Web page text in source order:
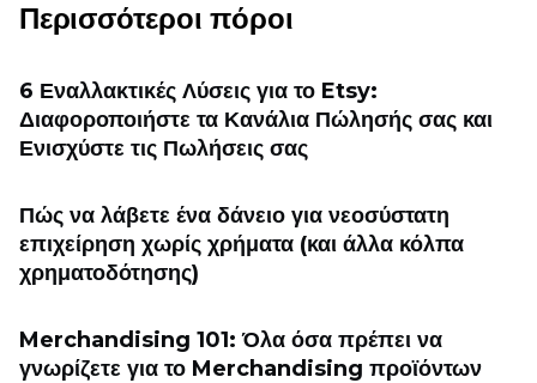
Περισσότεροι πόροι
6 Εναλλακτικές Λύσεις για το Etsy:
Διαφοροποιήστε τα Κανάλια Πώλησής σας και
Ενισχύστε τις Πωλήσεις σας
Πώς να λάβετε ένα δάνειο για νεοσύστατη
επιχείρηση χωρίς χρήματα (και άλλα κόλπα
χρηματοδότησης)
Merchandising 101: Όλα όσα πρέπει να
γνωρίζετε για το Merchandising προϊόντων